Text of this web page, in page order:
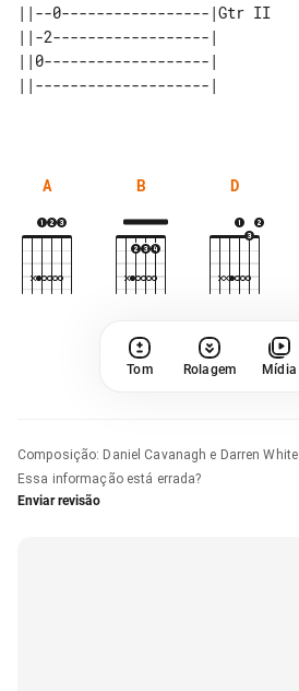
||--0-----------------|Gtr II
||-2------------------|
||0-------------------|
A B D
Tom Rolagem Mídia
Composição: Daniel Cavanagh e Darren White
Essa informação está errada?
Enviar revisão